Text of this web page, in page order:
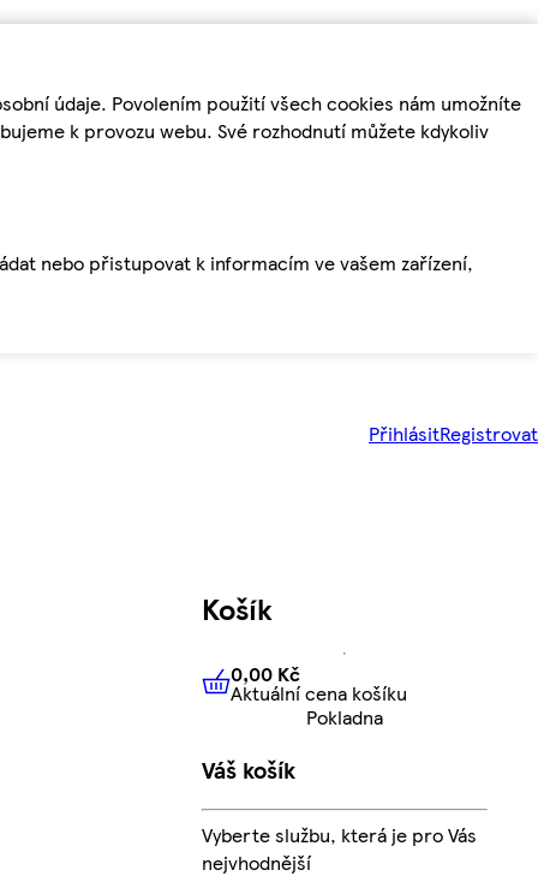
údaje. Povolením použití všech cookies nám umožníte
k provozu webu. Své rozhodnutí můžete kdykoliv
nebo přistupovat k informacím ve vašem zařízení,
PřihlásitRegistrovat
Košík
0,00 KčAktuální cena košíku
0,00 Kč
Aktuální cena košíku
Pokladna
Váš košík
Vyberte službu, která je pro Vás
nejvhodnější